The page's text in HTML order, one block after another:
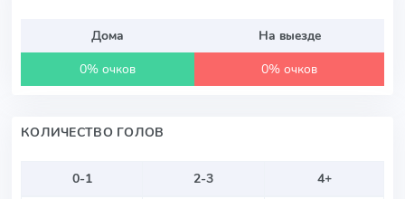
Дома
На выезде
0% очков
0% очков
КОЛИЧЕСТВО ГОЛОВ
0-1 2-3
4+